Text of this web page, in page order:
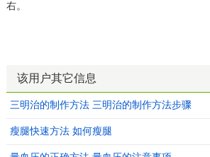
右。
该用户其它信息
三明治的制作方法 三明治的制作方法步骤
瘦腿快速方法 如何瘦腿